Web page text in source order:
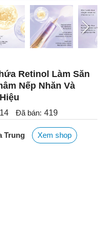
Retinol Làm Săn
Nếp Nhăn Và
14 Đã bán: 419
Trung
Xem shop